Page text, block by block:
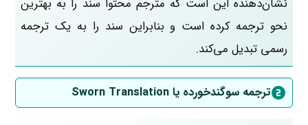
نشان‌دهنده این است که مترجم محتوا سند را به بهترین
نحو ترجمه کرده است و بنابراین سند را به یک ترجمه
رسمی تبدیل می‌کند.
ترجمه سوگند‌خورده یا Sworn Translation